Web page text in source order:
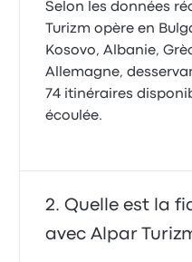
Selon les données
Turizm opère en
Kosovo, Albanie,
Allemagne,
74 itinéraires
écoulée.
Quelle est la
avec Alpar